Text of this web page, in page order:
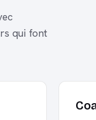
qui font